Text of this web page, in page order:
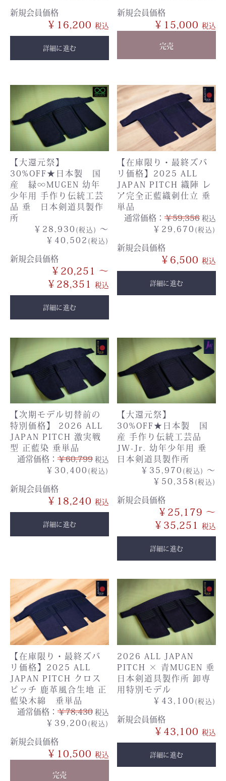
新規会員価格
￥16,200
詳細に進む
新規会員価格
￥15,000
完売
【大還元祭】
30%OFF★日本製 国
産 緑∞MUGEN 幼年
少年用 手作り伝統工芸
品 垂 日本剣道具製作
所
￥28,930 (税込) ～
￥40,502 (税込)
新規会員価格
￥20,251 ～
￥28,351
詳細に進む
【在庫限り・最終ズバ
リ価格】2025 ALL
JAPAN PITCH 織陣 レ
ア完全正藍織刺仕立 垂
単品
通常価格： ￥59,356 税込
￥29,670 (税込)
新規会員価格
￥6,500
詳細に進む
【次期モデル切替前の
特別価格】 2026 ALL
JAPAN PITCH 激実戦
型 正藍染 垂単品
通常価格： ￥60,799 税込
￥30,400 (税込)
新規会員価格
￥18,240
詳細に進む
【大還元祭】
30%OFF★日本製 国
産 手作り伝統工芸品
JW-Jr. 幼年少年用 垂
日本剣道具製作所
￥35,970 (税込) ～
￥50,358 (税込)
新規会員価格
￥25,179 ～
￥35,251
詳細に進む
【在庫限り・最終ズバ
リ価格】2025 ALL
JAPAN PITCH クロス
ピッチ 鹿革風合生地 正
藍染木綿 垂単品
通常価格： ￥78,430 税込
￥39,200 (税込)
新規会員価格
￥10,500
完売
2026 ALL JAPAN
PITCH × 青MUGEN 垂
日本剣道具製作所 卸専
用特別モデル
￥43,100 (税込)
新規会員価格
￥43,100
詳細に進む